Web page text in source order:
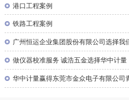
◎ 港口工程案例
◎ 铁路工程案例
◎ 广州恒运企业集团股份有限公司选择我
◎ 做仪器校准服务 诚浩五金选择华中计量
◎ 华中计量赢得东莞市金众电子有限公司